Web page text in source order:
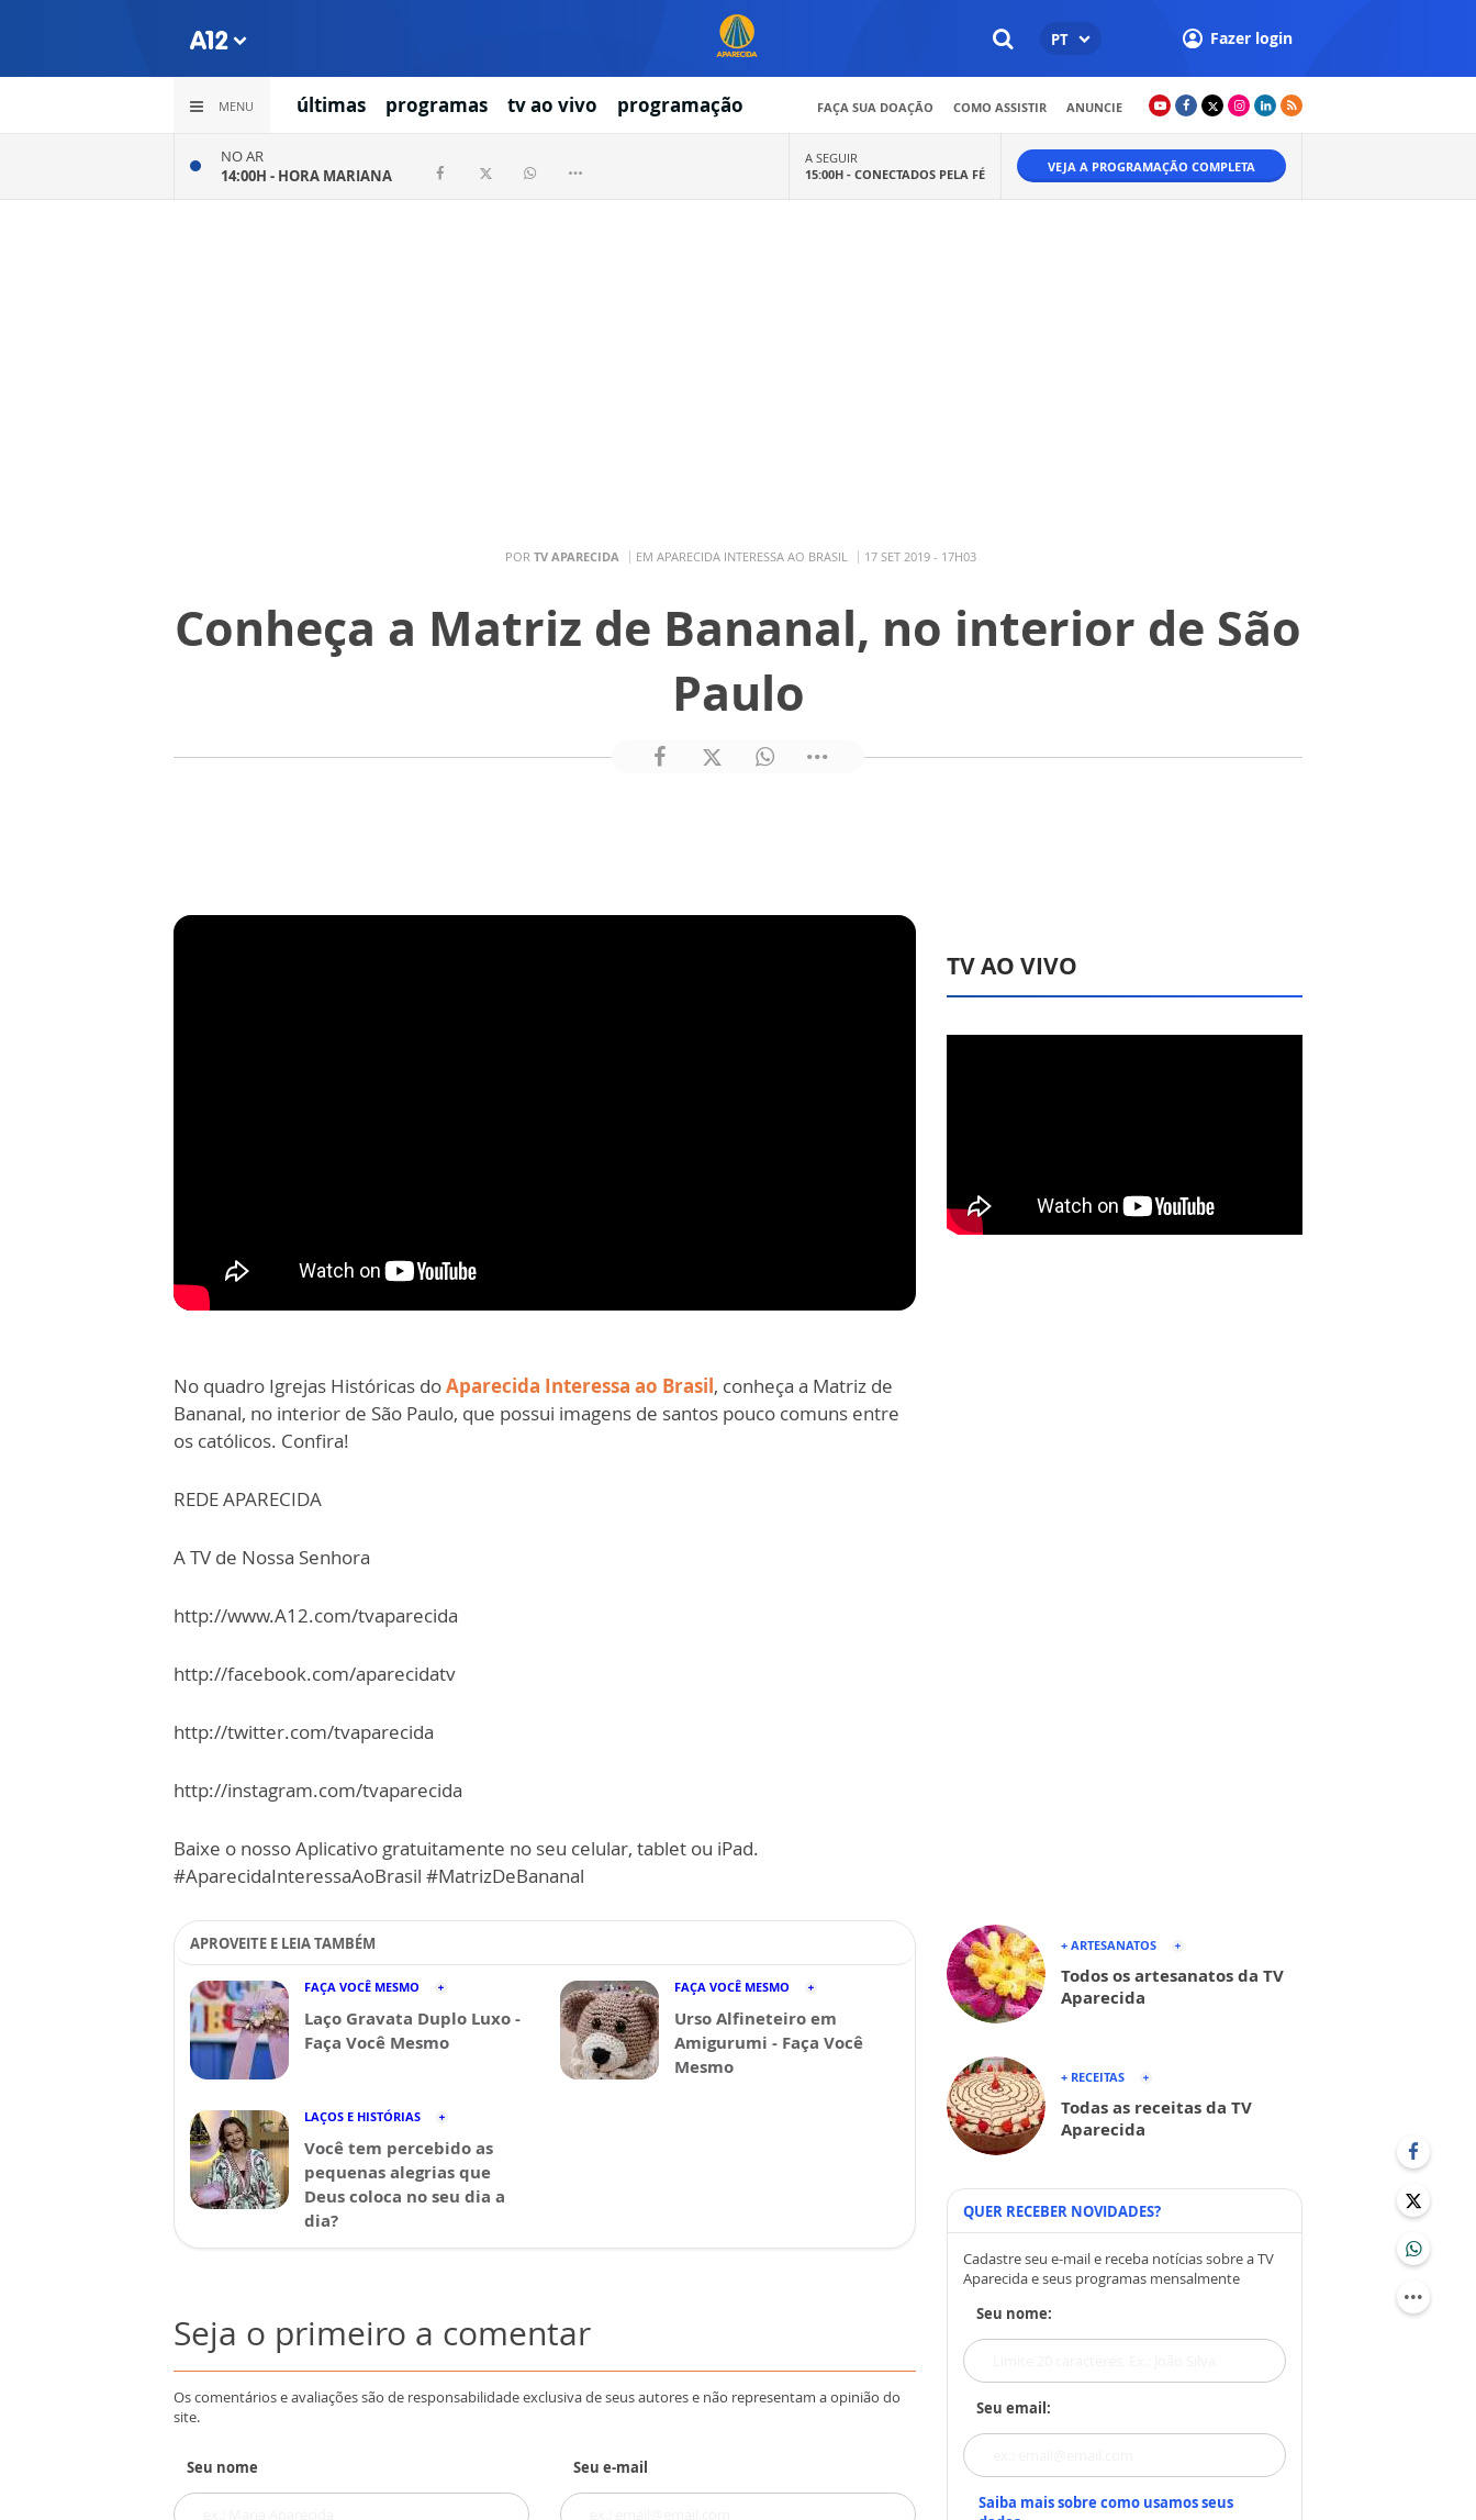
PT Fazer login
MENU últimas programas tv ao vivo programação FAÇA SUA DOAÇÃO COMO ASSISTIR ANUNCIE
NO AR
14:00H - HORA MARIANA
A SEGUIR
15:00H - CONECTADOS PELA FÉ VEJA A PROGRAMAÇÃO COMPLETA
POR TV APARECIDA EM APARECIDA INTERESSA AO BRASIL 17 SET 2019 - 17H03
Conheça a Matriz de Bananal, no interior de São
Paulo
No quadro Igrejas Históricas doAparecida Interessa ao Brasil, conheça a Matriz de
Bananal, no interior de São Paulo, que possui imagens de santos pouco comuns entre
os católicos. Confira!
REDE APARECIDA
A TV de Nossa Senhora
http://www.A12.com/tvaparecida
http://facebook.com/aparecidatv
http://twitter.com/tvaparecida
http://instagram.com/tvaparecida
Baixe o nosso Aplicativo gratuitamente no seu celular, tablet ou iPad.
#AparecidaInteressaAoBrasil #MatrizDeBananal
APROVEITE E LEIA TAMBÉM
FAÇA VOCÊ MESMO
Laço Gravata Duplo Luxo -
Faça Você Mesmo
FAÇA VOCÊ MESMO
Urso Alfineteiro em
Amigurumi - Faça Você
Mesmo
LAÇOS E HISTÓRIAS
Você tem percebido as
pequenas alegrias que
Deus coloca no seu dia a
dia?
Seja o primeiro a comentar
Os comentários e avaliações são de responsabilidade exclusiva de seus autores e não representam a opinião do
site.
Seu nome Seu e-mail
TV AO VIVO
+ ARTESANATOS
Todos os artesanatos da TV
Aparecida
+ RECEITAS
Todas as receitas da TV
Aparecida
QUER RECEBER NOVIDADES?
Cadastre seu e-mail e receba notícias sobre a TV
Aparecida e seus programas mensalmente
Seu nome:
Seu email:
Saiba mais sobre como usamos seus